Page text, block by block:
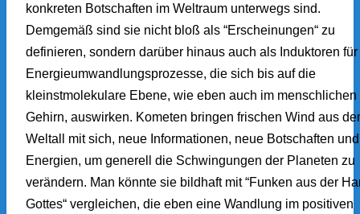
konkreten Botschaften im Weltraum unterwegs sind.
Demgemäß sind sie nicht bloß als “Erscheinungen“ zu
definieren, sondern darüber hinaus auch als Induktoren für
Energieumwandlungsprozesse, die sich bis auf die
kleinstmolekulare Ebene, wie eben auch im menschlichen
Gehirn, auswirken. Kometen bringen frischen Wind aus
Weltall mit sich, neue Informationen, neue Botschaften und
Energien, um generell die Schwingungen der Planeten zu
verändern. Man könnte sie bildhaft mit “Funken aus der
Gottes“ vergleichen, die eben eine Wandlung im positiven